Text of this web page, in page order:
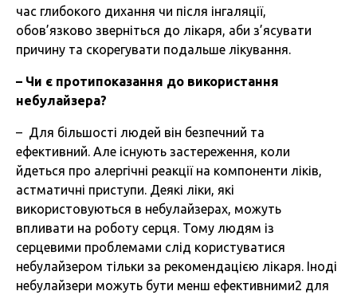
час глибокого дихання чи після інгаляції,
обов’язково зверніться до лікаря, аби з’ясувати
причину та скорегувати подальше лікування.
– Чи є протипоказання до використання
небулайзера?
– Для більшості людей він безпечний та
ефективний. Але існують застереження, коли
йдеться про алергічні реакції на компоненти ліків,
астматичні приступи. Деякі ліки, які
використовуються в небулайзерах, можуть
впливати на роботу серця. Тому людям із
серцевими проблемами слід користуватися
небулайзером тільки за рекомендацією лікаря. Іноді
небулайзери можуть бути менш ефективними2 для